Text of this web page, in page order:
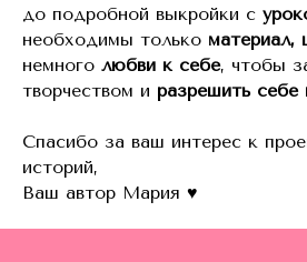
до подробной выкройки с
необходимы только материал,
немного любви к себе, чтобы
творчеством и разрешить себе
Спасибо за ваш интерес к
историй,
Ваш автор Мария ♥